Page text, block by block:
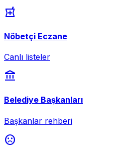
local_pharmacy
Nöbetçi Eczane
Canlı listeler
account_balance
Belediye Başkanları
Başkanlar rehberi
sentiment_dissatisfied